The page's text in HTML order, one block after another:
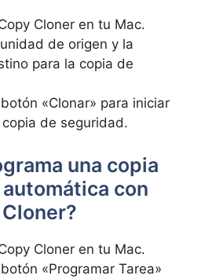
⁢Cloner en⁤ tu Mac.
de origen y la
para la copia de
«Clonar» para iniciar
⁣de seguridad.
una copia
con⁣
Cloner en⁤ tu ​Mac.
«Programar Tarea»⁣